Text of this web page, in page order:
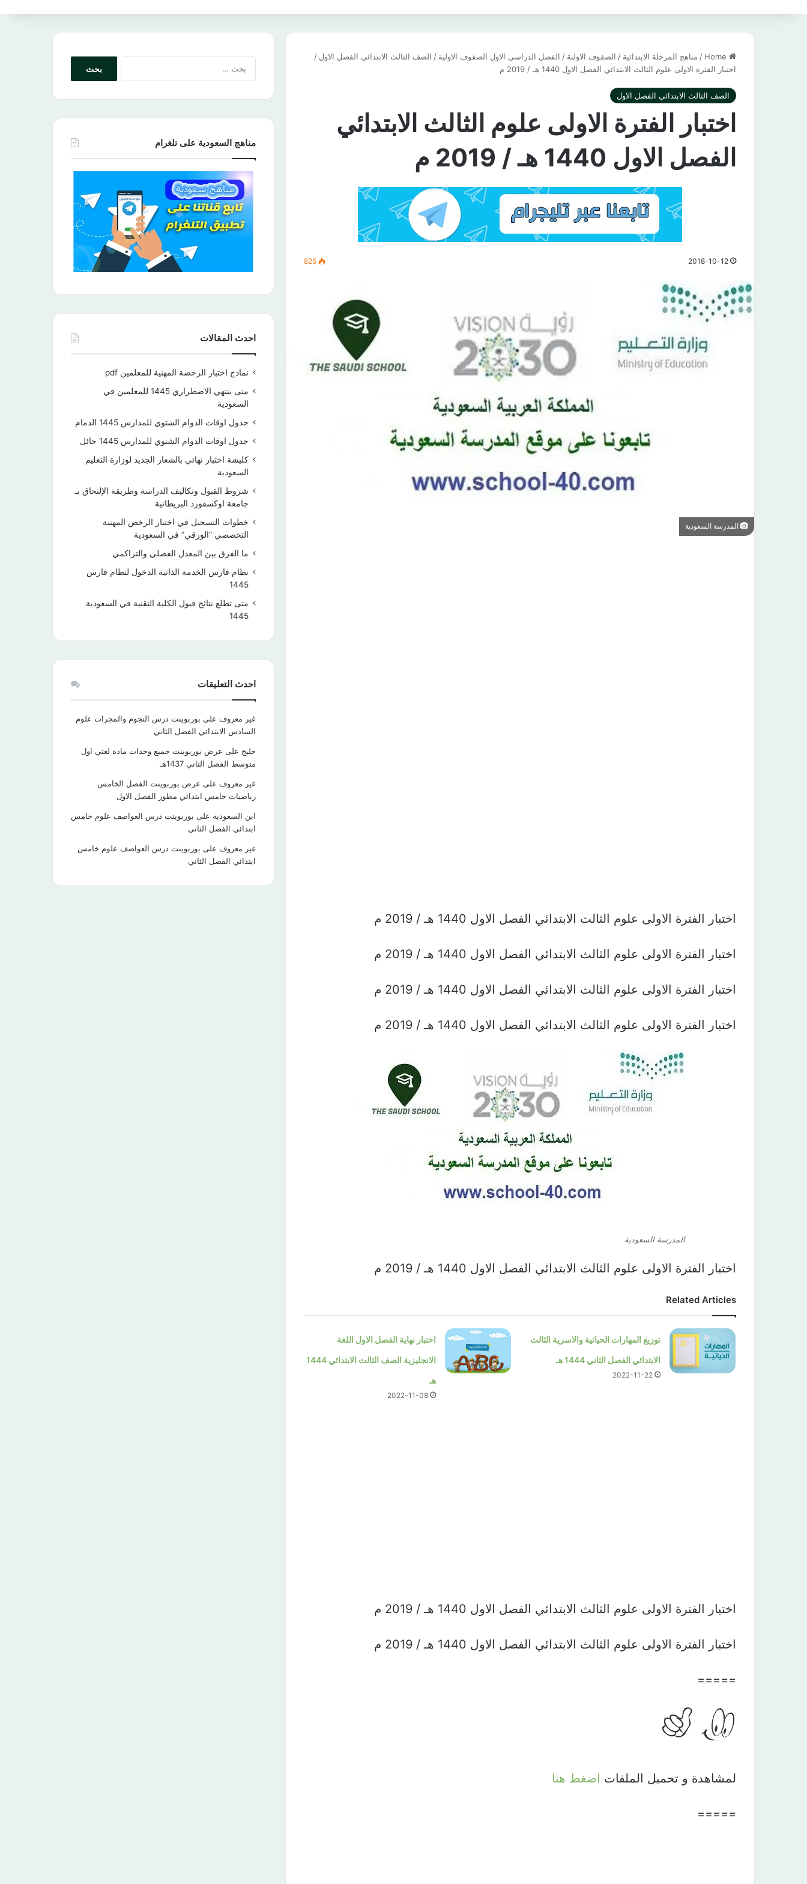
/ مناهج المرحلة الابتدائية / الصفوف الاولىة / الفصل الدراسي الاول الصفوف الاولية / الصف الثالث الابتدائي الفصل الاول /
اختبار الفترة الاولى علوم الثالث الابتدائي الفصل الاول 1440 هـ / 2019 م
الصف الثالث الابتدائي الفصل الاول
اختبار الفترة الاولى علوم الثالث الابتدائي
الفصل الاول 1440 هـ / 2019 م
2018-10-12
825
المدرسة السعودية
اختبار الفترة الاولى علوم الثالث الابتدائي الفصل الاول 1440 هـ / 2019 م
اختبار الفترة الاولى علوم الثالث الابتدائي الفصل الاول 1440 هـ / 2019 م
اختبار الفترة الاولى علوم الثالث الابتدائي الفصل الاول 1440 هـ / 2019 م
اختبار الفترة الاولى علوم الثالث الابتدائي الفصل الاول 1440 هـ / 2019 م
المدرسة السعودية
اختبار الفترة الاولى علوم الثالث الابتدائي الفصل الاول 1440 هـ / 2019 م
Related Articles
توزيع المهارات الحياتية والاسرية الثالث
الابتدائي الفصل الثاني 1444 هـ
2022-11-22
اختبار نهاية الفصل الاول اللغة
الانجليزية الصف الثالث الابتدائي 1444
هـ
2022-11-08
اختبار الفترة الاولى علوم الثالث الابتدائي الفصل الاول 1440 هـ / 2019 م
اختبار الفترة الاولى علوم الثالث الابتدائي الفصل الاول 1440 هـ / 2019 م
=====
لمشاهدة و تحميل الملفات اضغط هنا
=====
مناهج السعودية على تلغرام
احدث المقالات
نماذج اختبار الرخصة المهنية للمعلمين pdf
متى ينتهي الاضطراري 1445 للمعلمين في
السعودية
جدول اوقات الدوام الشتوي للمدارس 1445 الدمام
جدول اوقات الدوام الشتوي للمدارس 1445 حائل
كليشة اختبار نهائي بالشعار الجديد لوزارة التعليم
السعودية
شروط القبول وتكاليف الدراسة وطريقة الإلتحاق بـ
جامعة اوكسفورد البريطانية
خطوات التسجيل في اختبار الرخص المهنية
التخصصي “الورقي” في السعودية
ما الفرق بين المعدل الفصلي والتراكمي
نظام فارس الخدمة الذاتية الدخول لنظام فارس
1445
متى تطلع نتائج قبول الكلية التقنية في السعودية
1445
احدث التعليقات
غير معروف على بوربوينت درس النجوم والمجرات علوم
السادس الابتدائي الفصل الثاني
خليج على عرض بوربوينت جميع وحدات مادة لغتي اول
متوسط الفصل الثاني 1437هـ
غير معروف على عرض بوربوينت الفصل الخامس
رياضيات خامس ابتدائي مطور الفصل الاول
ابن السعودية على بوربوينت درس العواصف علوم خامس
ابتدائي الفصل الثاني
غير معروف على بوربوينت درس العواصف علوم خامس
ابتدائي الفصل الثاني